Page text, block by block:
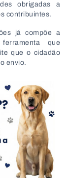
obrigadas a
contribuintes.
já compõe a
que
que o cidadão
envio.